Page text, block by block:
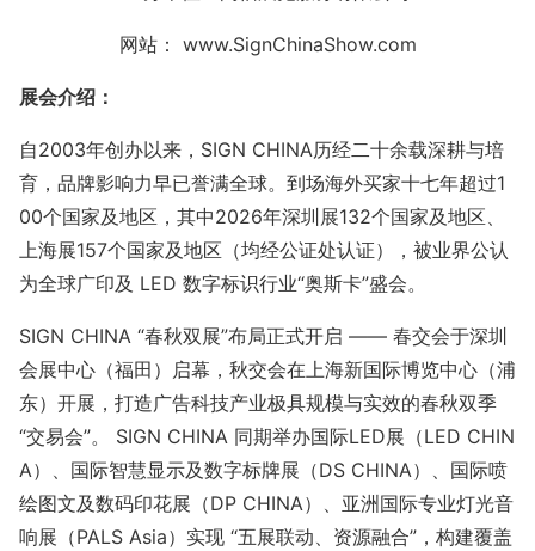
网站： www.SignChinaShow.com
展会介绍：
自2003年创办以来，SIGN CHINA历经二十余载深耕与培
育，品牌影响力早已誉满全球。到场海外买家十七年超过1
00个国家及地区，其中2026年深圳展132个国家及地区、
上海展157个国家及地区（均经公证处认证），被业界公认
为全球广印及 LED 数字标识行业“奥斯卡”盛会。
SIGN CHINA “春秋双展”布局正式开启 —— 春交会于深圳
会展中心（福田）启幕，秋交会在上海新国际博览中心（浦
东）开展，打造广告科技产业极具规模与实效的春秋双季
“交易会”。 SIGN CHINA 同期举办国际LED展（LED CHIN
A）、国际智慧显示及数字标牌展（DS CHINA）、国际喷
绘图文及数码印花展（DP CHINA）、亚洲国际专业灯光音
响展（PALS Asia）实现 “五展联动、资源融合”，构建覆盖